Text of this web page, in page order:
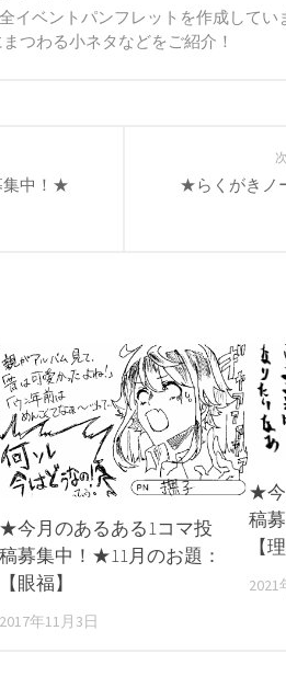
イベントパンフレットを作成してい
つわる小ネタなどをご紹介！
★らくがきノ
集中！★
★今月のあるある1コマ投
稿募集中！★11月のお題：
【眼福】
2017年11月3日
★今
稿
【
2021